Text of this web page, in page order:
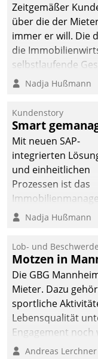
Zeitgemäßer
über die der
immer er will. Die
die
selbstlaufende
Kunde und smart
Nadja Hußmann
Kundenstory
Smart
Mit neuen SAP-
integrierten
und einheitlichen
Prozessen ist das
der Bayerischen
Ressort
künftige Aufgaben
gerüstet.
Nadja Hußmann
Lob- und
Motzen in
Die GBG
Mieter. Dazu
sportliche
Lebensqualität
Engagement noch
von Beschwerden
Andreas Lerchner